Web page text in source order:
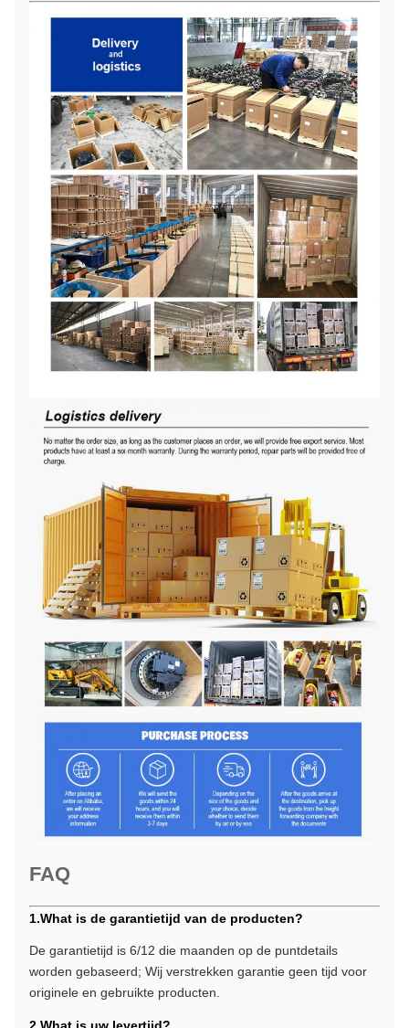
FAQ
1.What is de garantietijd van de producten?
De garantietijd is 6/12 die maanden op de puntdetails
worden gebaseerd; Wij verstrekken garantie geen tijd voor
originele en gebruikte producten.